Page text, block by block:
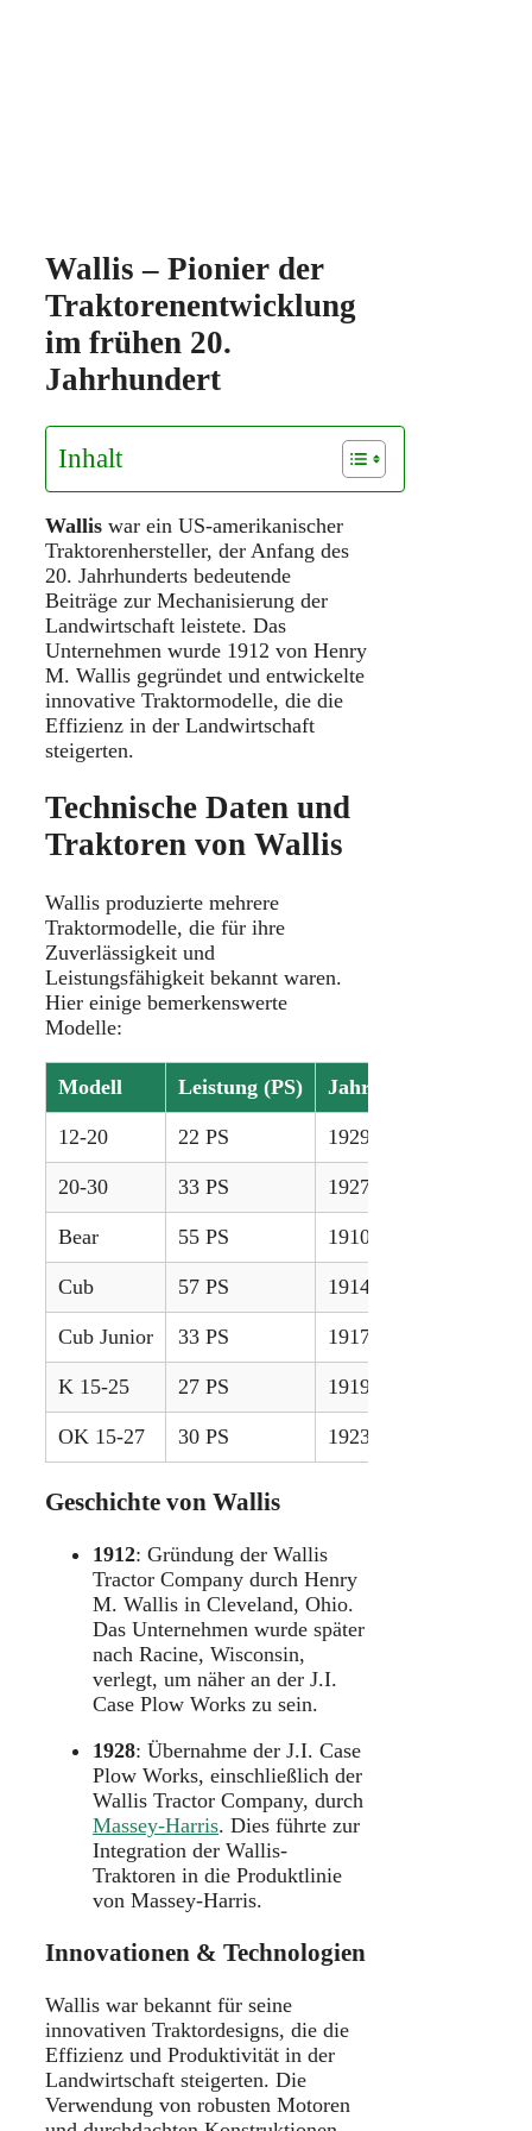
Wallis – Pionier der
Traktorenentwicklung
im frühen 20.
Jahrhundert
Inhalt
Wallis war ein US-amerikanischer
Traktorenhersteller, der Anfang des
20. Jahrhunderts bedeutende
Beiträge zur Mechanisierung der
Landwirtschaft leistete. Das
Unternehmen wurde 1912 von Henry
M. Wallis gegründet und entwickelte
innovative Traktormodelle, die die
Effizienz in der Landwirtschaft
steigerten.
Technische Daten und
Traktoren von Wallis
Wallis produzierte mehrere
Traktormodelle, die für ihre
Zuverlässigkeit und
Leistungsfähigkeit bekannt waren.
Hier einige bemerkenswerte
Modelle:​
Modell Leistung (PS) Jahre
12-20 22 PS 1929 – 1932
20-30 33 PS 1927 – 1932
Bear 55 PS 1910 – 1914
Cub 57 PS 1914 – 1917
Cub Junior 33 PS 1917 – 1919
K 15-25 27 PS 1919 – 1923
OK 15-27 30 PS 1923 – 1927
Geschichte von Wallis
1912: Gründung der Wallis
Tractor Company durch Henry
M. Wallis in Cleveland, Ohio.
Das Unternehmen wurde später
nach Racine, Wisconsin,
verlegt, um näher an der J.I.
Case Plow Works zu sein.
1928: Übernahme der J.I. Case
Plow Works, einschließlich der
Wallis Tractor Company, durch
Massey-Harris. Dies führte zur
Integration der Wallis-
Traktoren in die Produktlinie
von Massey-Harris.
Innovationen & Technologien
Wallis war bekannt für seine
innovativen Traktordesigns, die die
Effizienz und Produktivität in der
Landwirtschaft steigerten. Die
Verwendung von robusten Motoren